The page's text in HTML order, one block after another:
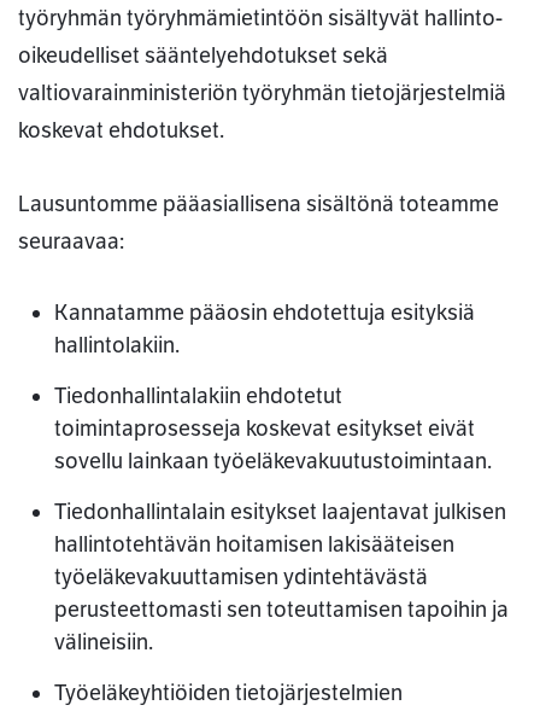
työryhmän työryhmämietintöön sisältyvät hallinto-
oikeudelliset sääntelyehdotukset sekä
valtiovarainministeriön työryhmän tietojärjestelmiä
koskevat ehdotukset.
Lausuntomme pääasiallisena sisältönä toteamme
seuraavaa:
Kannatamme pääosin ehdotettuja esityksiä
hallintolakiin.
Tiedonhallintalakiin ehdotetut
toimintaprosesseja koskevat esitykset eivät
sovellu lainkaan työeläkevakuutustoimintaan.
Tiedonhallintalain esitykset laajentavat julkisen
hallintotehtävän hoitamisen lakisääteisen
työeläkevakuuttamisen ydintehtävästä
perusteettomasti sen toteuttamisen tapoihin ja
välineisiin.
Työeläkeyhtiöiden tietojärjestelmien